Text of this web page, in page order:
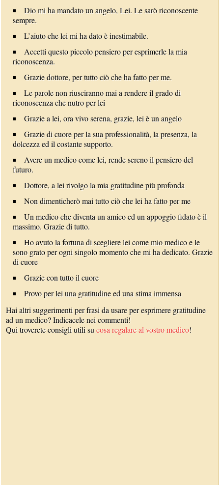
Dio mi ha mandato un angelo, Lei. Le sarò riconoscente
sempre.
L’aiuto che lei mi ha dato è inestimabile.
Accetti questo piccolo pensiero per esprimerle la mia
riconoscenza.
Grazie dottore, per tutto ciò che ha fatto per me.
Le parole non riusciranno mai a rendere il grado di
riconoscenza che nutro per lei
Grazie a lei, ora vivo serena, grazie, lei è un angelo
Grazie di cuore per la sua professionalità, la presenza, la
dolcezza ed il costante supporto.
Avere un medico come lei, rende sereno il pensiero del
futuro.
Dottore, a lei rivolgo la mia gratitudine più profonda
Non dimenticherò mai tutto ciò che lei ha fatto per me
Un medico che diventa un amico ed un appoggio fidato è il
massimo. Grazie di tutto.
Ho avuto la fortuna di scegliere lei come mio medico e le
sono grato per ogni singolo momento che mi ha dedicato. Grazie
di cuore
Grazie con tutto il cuore
Provo per lei una gratitudine ed una stima immensa
Hai altri suggerimenti per frasi da usare per esprimere gratitudine
ad un medico? Indicacele nei commenti!
Qui troverete consigli utili sucosa regalare al vostro medico!